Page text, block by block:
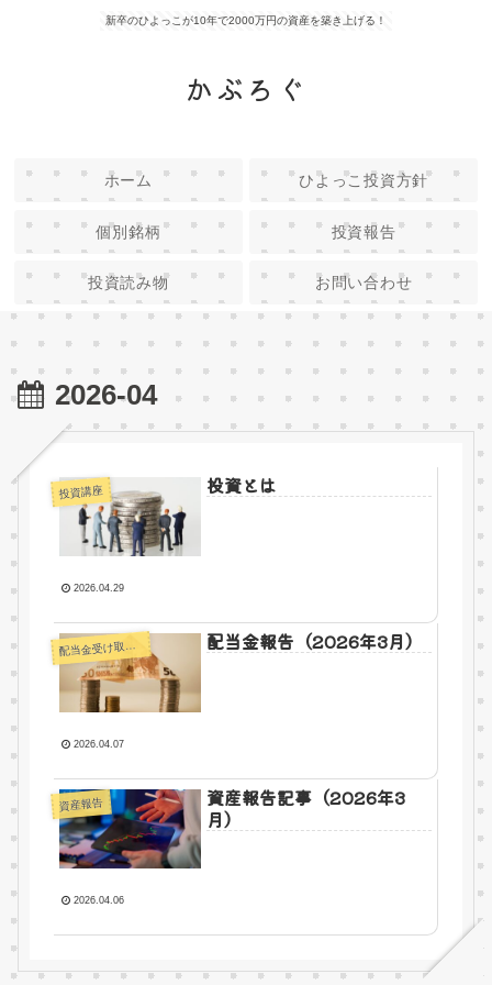
新卒のひよっこが10年で2000万円の資産を築き上げる！
かぶろぐ
ホーム ひよっこ投資方針
個別銘柄 投資報告
投資読み物 お問い合わせ
2026-04
投資講座 投資とは
2026.04.29
配
当金受け取り報告 配当金報告（2026年3月）
2026.04.07
資産報告
資産報告記事（2026年3
月）
2026.04.06